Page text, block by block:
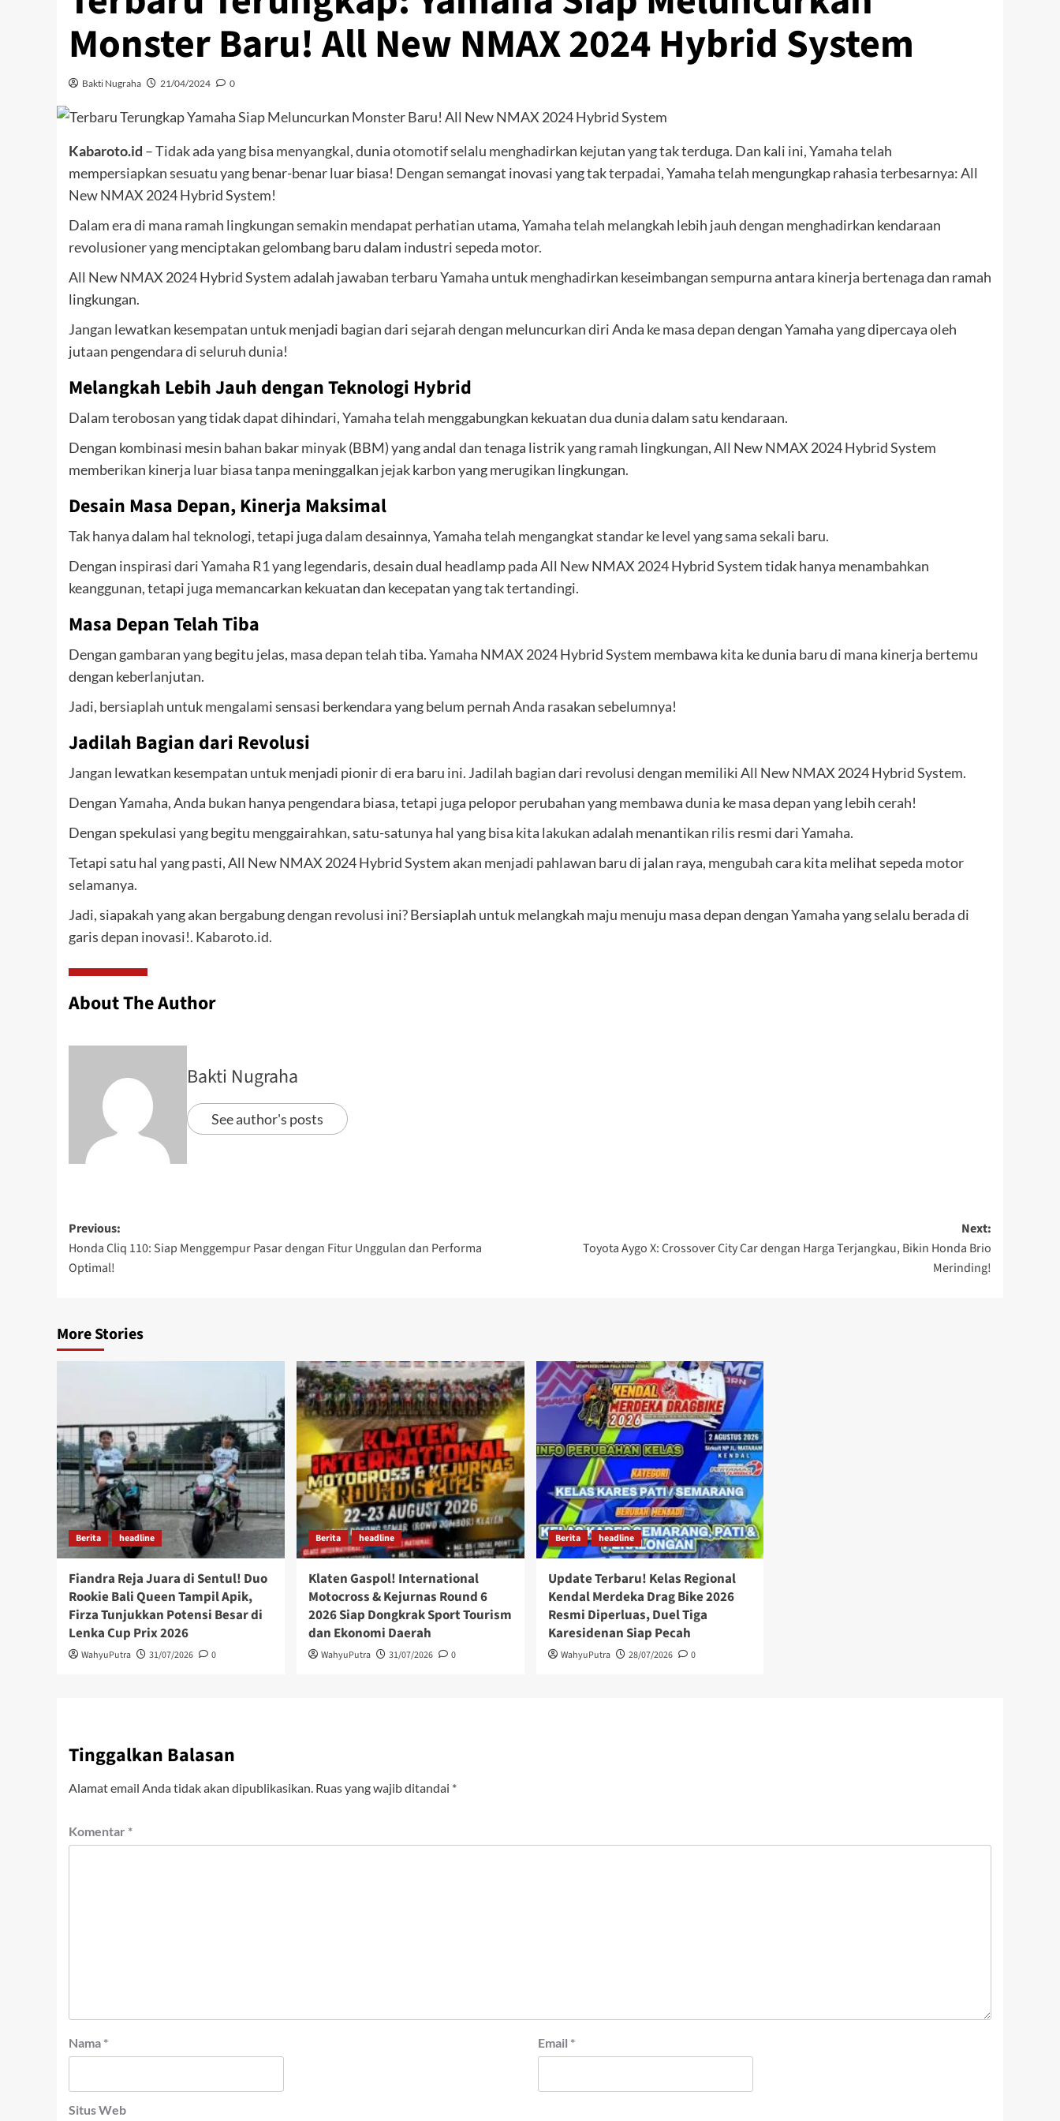
Monster Baru! All New NMAX 2024 Hybrid System
Bakti Nugraha 21/04/2024 0
Kabaroto.id – Tidak ada yang bisa menyangkal, duniaotomotifselalu menghadirkan kejutan yang tak terduga. Dan kali ini, Yamaha telah
mempersiapkan sesuatu yang benar-benar luar biasa! Dengan semangat inovasi yang tak terpadai, Yamaha telah mengungkap rahasia terbesarnya: All
New NMAX 2024 Hybrid System!
Dalam era di mana ramah lingkungan semakin mendapat perhatian utama, Yamaha telah melangkah lebih jauh dengan menghadirkan kendaraan
revolusioner yang menciptakan gelombang baru dalam industri sepeda motor.
All New NMAX 2024 Hybrid System adalah jawaban terbaru Yamaha untuk menghadirkan keseimbangan sempurna antara kinerja bertenaga dan ramah
lingkungan.
Jangan lewatkan kesempatan untuk menjadi bagian dari sejarah dengan meluncurkan diri Anda ke masa depan dengan Yamaha yang dipercaya oleh
jutaan pengendara di seluruh dunia!
Melangkah Lebih Jauh dengan Teknologi Hybrid
Dalam terobosan yang tidak dapat dihindari, Yamaha telah menggabungkan kekuatan dua dunia dalam satu kendaraan.
Dengan kombinasi mesin bahan bakar minyak (BBM) yang andal dan tenaga listrik yang ramah lingkungan, All New NMAX 2024 Hybrid System
memberikan kinerja luar biasa tanpa meninggalkan jejak karbon yang merugikan lingkungan.
Desain Masa Depan, Kinerja Maksimal
Tak hanya dalam hal teknologi, tetapi juga dalam desainnya, Yamaha telah mengangkat standar ke level yang sama sekali baru.
Dengan inspirasi dari Yamaha R1 yang legendaris, desain dual headlamp pada All New NMAX 2024 Hybrid System tidak hanya menambahkan
keanggunan, tetapi juga memancarkan kekuatan dan kecepatan yang tak tertandingi.
Masa Depan Telah Tiba
Dengan gambaran yang begitu jelas, masa depan telah tiba. Yamaha NMAX 2024 Hybrid System membawa kita ke dunia baru di mana kinerja bertemu
dengan keberlanjutan.
Jadi, bersiaplah untuk mengalami sensasi berkendara yang belum pernah Anda rasakan sebelumnya!
Jadilah Bagian dari Revolusi
Jangan lewatkan kesempatan untuk menjadi pionir di era baru ini. Jadilah bagian dari revolusi dengan memiliki All New NMAX 2024 Hybrid System.
Dengan Yamaha, Anda bukan hanya pengendara biasa, tetapi juga pelopor perubahan yang membawa dunia ke masa depan yang lebih cerah!
Dengan spekulasi yang begitu menggairahkan, satu-satunya hal yang bisa kita lakukan adalah menantikan rilis resmi dari Yamaha.
Tetapi satu hal yang pasti, All New NMAX 2024 Hybrid System akan menjadi pahlawan baru di jalan raya, mengubah cara kita melihat sepeda motor
selamanya.
Jadi, siapakah yang akan bergabung dengan revolusi ini? Bersiaplah untuk melangkah maju menuju masa depan dengan Yamaha yang selalu berada di
garis depan inovasi!. Kabaroto.id.
About The Author
Bakti Nugraha
See author's posts
Previous:
Honda Cliq 110: Siap Menggempur Pasar dengan Fitur Unggulan dan Performa
Optimal!
Next:
Toyota Aygo X: Crossover City Car dengan Harga Terjangkau, Bikin Honda Brio
Merinding!
More Stories
Berita headline
Fiandra Reja Juara di Sentul! Duo
Rookie Bali Queen Tampil Apik,
Firza Tunjukkan Potensi Besar di
Lenka Cup Prix 2026
WahyuPutra 31/07/2026 0
Berita headline
Klaten Gaspol! International
Motocross & Kejurnas Round 6
2026 Siap Dongkrak Sport Tourism
dan Ekonomi Daerah
WahyuPutra 31/07/2026 0
Berita headline
Update Terbaru! Kelas Regional
Kendal Merdeka Drag Bike 2026
Resmi Diperluas, Duel Tiga
Karesidenan Siap Pecah
WahyuPutra 28/07/2026 0
Tinggalkan Balasan
Alamat email Anda tidak akan dipublikasikan. Ruas yang wajib ditandai *
Komentar *
Nama * Email *
Situs Web